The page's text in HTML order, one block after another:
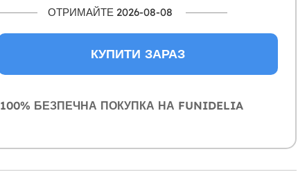
ОТРИМАЙТЕ 2026-08-08
КУПИТИ ЗАРАЗ
100% БЕЗПЕЧНА ПОКУПКА НА FUNIDELIA